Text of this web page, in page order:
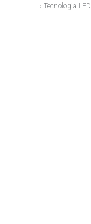
› Tecnologia LED